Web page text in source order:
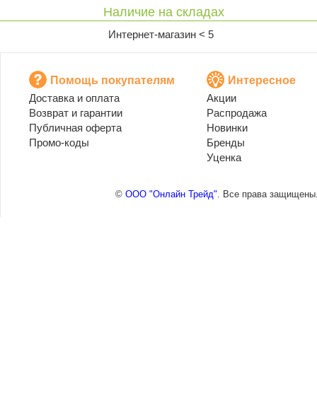
Наличие на складах
Интернет-магазин < 5
Помощь покупателям
Доставка и оплата
Возврат и гарантии
Публичная оферта
Промо-коды
Интересное
Акции
Распродажа
Новинки
Бренды
Уценка
© ООО "Онлайн Трейд". Все права